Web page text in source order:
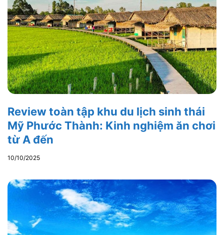
Review toàn tập khu du lịch sinh thái
Mỹ Phước Thành: Kinh nghiệm ăn chơi
từ A đến
10/10/2025